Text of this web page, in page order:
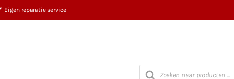
Eigen reparatie service
Producten
zoeken